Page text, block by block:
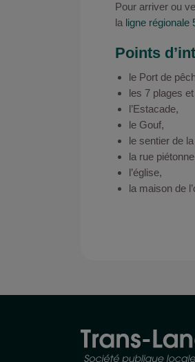
Pour arriver ou
la ligne régionale
Points
le Port de
les 7 plages
l’Estacade,
le Gouf,
le sentier de
la rue
l’église,
la maison de